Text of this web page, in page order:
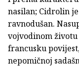
nasilan; Cidrolin
ravnodušan.
vojvodinom
francusku
nepomičnoj